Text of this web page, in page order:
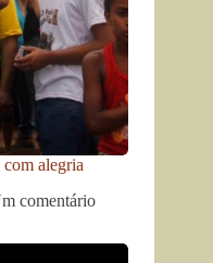
alegria
comentário